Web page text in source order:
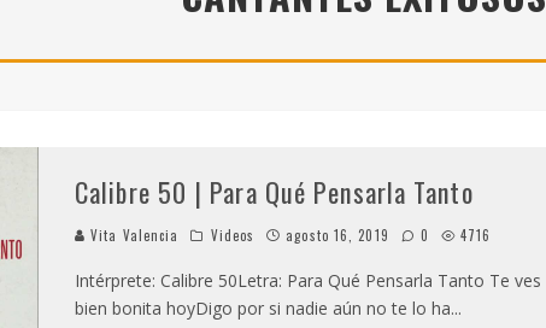
Calibre 50 | Para Qué Pensarla Tanto
Vita Valencia Videos agosto 16, 2019 0 4716
Intérprete: Calibre 50Letra: Para Qué Pensarla Tanto Te ves
bien bonita hoyDigo por si nadie aún no te lo ha...